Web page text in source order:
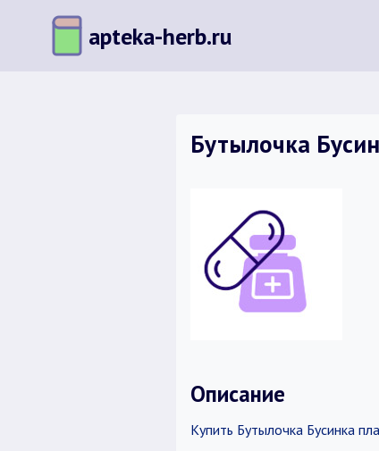
содержимому
apteka-herb.ru
Бутылочка
Описание
Купить Бутылочка Бусинка